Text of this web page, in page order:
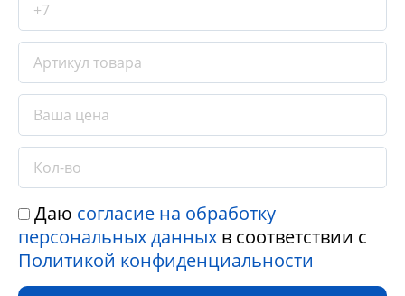
Даю согласие на обработку
персональных данных в соответствии с
Политикой конфиденциальности